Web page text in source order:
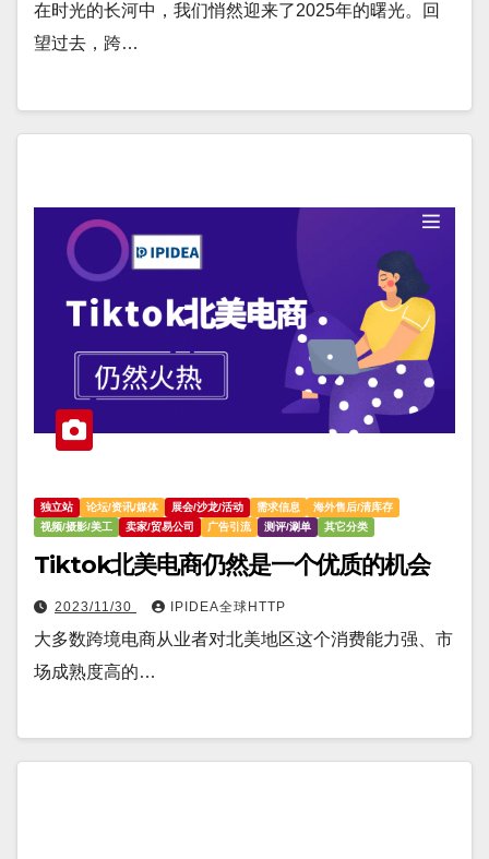
在时光的长河中，我们悄然迎来了2025年的曙光。回
望过去，跨…
独立站 论坛/资讯/媒体 展会/沙龙/活动 需求信息
海外售后/清库存
视频/摄影/美工
卖家/贸易公司 广告引流 测评/涮单 其它分类
Tiktok北美电商仍然是一个优质的机会
2023/11/30 IPIDEA全球HTTP
大多数跨境电商从业者对北美地区这个消费能力强、市
场成熟度高的…